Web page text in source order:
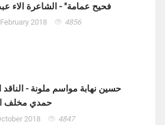
"فحيح عمامة" - الشاعرة الاء
2018 4856
حسين نهابة مواسم ملونة - الناقد
حمدي مخلف
2018 4847